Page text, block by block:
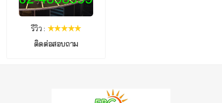
รีวิว :
ติดต่อสอบถาม